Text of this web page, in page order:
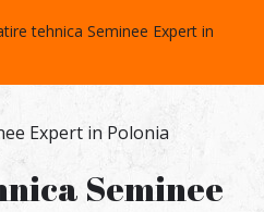
tehnica Seminee Expert in
Seminee